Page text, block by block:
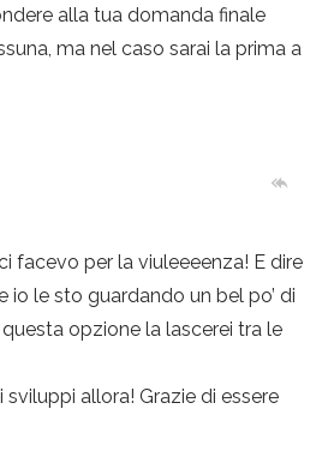
alla tua domanda finale
ma nel caso sarai la prima a
facevo per la viuleeeenza! E dire
io le sto guardando un bel po’ di
opzione la lascerei tra le
allora! Grazie di essere